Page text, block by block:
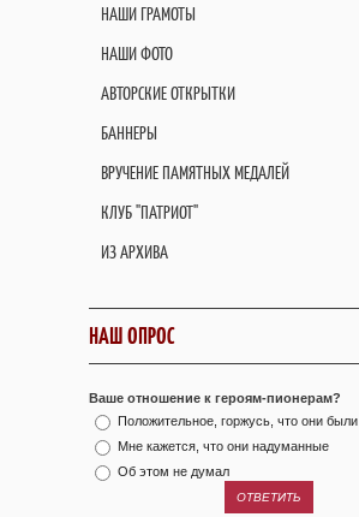
НАШИ ГРАМОТЫ
НАШИ ФОТО
АВТОРСКИЕ ОТКРЫТКИ
БАННЕРЫ
ВРУЧЕНИЕ ПАМЯТНЫХ МЕДАЛЕЙ
КЛУБ "ПАТРИОТ"
ИЗ АРХИВА
НАШ ОПРОС
Ваше отношение к героям-пионерам?
Положительное, горжусь, что они были
Мне кажется, что они надуманные
Об этом не думал